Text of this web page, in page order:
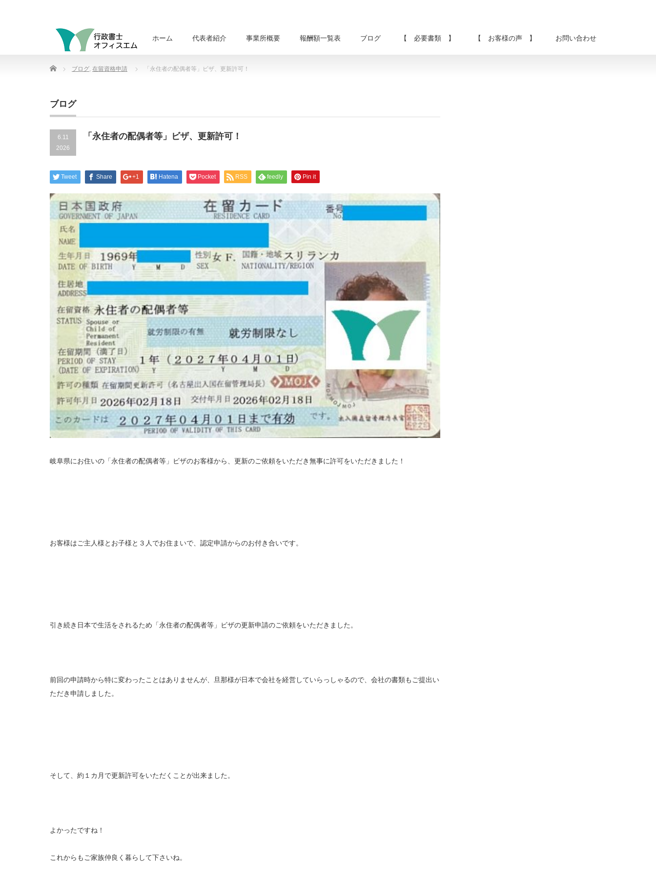
ホーム 代表者紹介 事業所概要 報酬額一覧表 ブログ 【 必要書類 】 【 お客様の声 】 お問い合わせ
Home ブログ, 在留資格申請 「永住者の配偶者等」ビザ、更新許可！
ブログ
6.11
2026
「永住者の配偶者等」ビザ、更新許可！
Tweet Share +1 Hatena Pocket RSS feedly Pin it
岐阜県にお住いの「永住者の配偶者等」ビザのお客様から、更新のご依頼をいただき無事に許可をいただきました！
お客様はご主人様とお子様と３人でお住まいで、認定申請からのお付き合いです。
引き続き日本で生活をされるため「永住者の配偶者等」ビザの更新申請のご依頼をいただきました。
前回の申請時から特に変わったことはありませんが、旦那様が日本で会社を経営していらっしゃるので、会社の書類もご提出い
ただき申請しました。
そして、約１カ月で更新許可をいただくことが出来ました。
よかったですね！
これからもご家族仲良く暮らして下さいね。